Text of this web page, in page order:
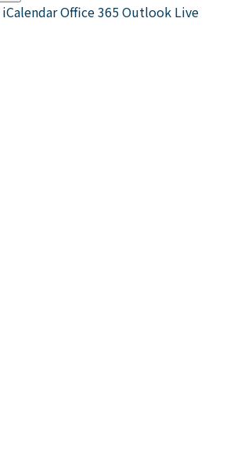
iCalendarOffice 365Outlook Live